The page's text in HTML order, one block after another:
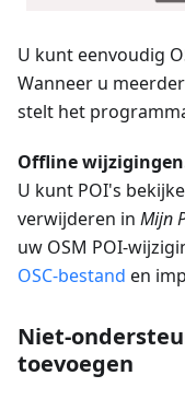
U kunt eenvoudig
Wanneer u
stelt het
Offline
U kunt POI's
verwijderen in Mijn
uw OSM POI-
OSC-bestand en
Niet-
toevoegen